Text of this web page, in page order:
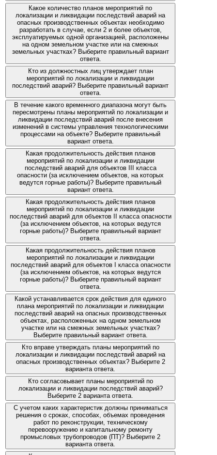
Какое количество планов мероприятий по
локализации и ликвидации последствий аварий на
опасных производственных объектах необходимо
разработать в случае, если 2 и более объектов,
эксплуатируемых одной организацией, расположены
на одном земельном участке или на смежных
земельных участках? Выберите правильный вариант
ответа.
Кто из должностных лиц утверждает план
мероприятий по локализации и ликвидации
последствий аварий? Выберите правильный вариант
ответа.
В течение какого временного диапазона могут быть
пересмотрены планы мероприятий по локализации и
ликвидации последствий аварий после внесения
изменений в системы управления технологическими
процессами на объекте? Выберите правильный
вариант ответа.
Какая продолжительность действия планов
мероприятий по локализации и ликвидации
последствий аварий для объектов III класса
опасности (за исключением объектов, на которых
ведутся горные работы)? Выберите правильный
вариант ответа.
Какая продолжительность действия планов
мероприятий по локализации и ликвидации
последствий аварий для объектов II класса опасности
(за исключением объектов, на которых ведутся
горные работы)? Выберите правильный вариант
ответа.
Какая продолжительность действия планов
мероприятий по локализации и ликвидации
последствий аварий для объектов I класса опасности
(за исключением объектов, на которых ведутся
горные работы)? Выберите правильный вариант
ответа.
Какой устанавливается срок действия для единого
плана мероприятий по локализации и ликвидации
последствий аварий на опасных производственных
объектах, расположенных на одном земельном
участке или на смежных земельных участках?
Выберите правильный вариант ответа.
Кто вправе утверждать планы мероприятий по
локализации и ликвидации последствий аварий на
опасных производственных объектах? Выберите 2
варианта ответа.
Кто согласовывает планы мероприятий по
локализации и ликвидации последствий аварий?
Выберите 2 варианта ответа.
С учетом каких характеристик должны приниматься
решения о сроках, способах, объемах проведения
работ по реконструкции, техническому
перевооружению и капитальному ремонту
промысловых трубопроводов (ПТ)? Выберите 2
варианта ответа.